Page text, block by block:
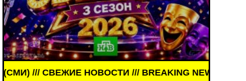
НОВОСТИ /// BREAKING NEWS /// НОВОСТИ